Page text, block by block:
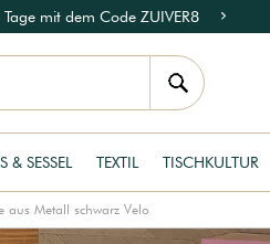
mit dem Code ZUIVER8
& SESSEL TEXTIL TISCHKULTUR
aus Metall schwarz Velo